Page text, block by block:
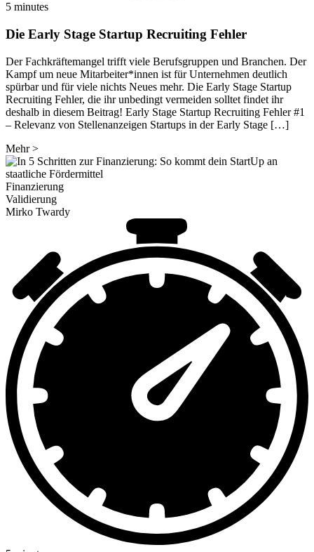
5 minutes
Die Early Stage Startup Recruiting Fehler
Der Fachkräftemangel trifft viele Berufsgruppen und Branchen. Der
Kampf um neue Mitarbeiter*innen ist für Unternehmen deutlich
spürbar und für viele nichts Neues mehr. Die Early Stage Startup
Recruiting Fehler, die ihr unbedingt vermeiden solltet findet ihr
deshalb in diesem Beitrag! Early Stage Startup Recruiting Fehler #1
– Relevanz von Stellenanzeigen Startups in der Early Stage […]
Mehr>
Finanzierung
Validierung
Mirko Twardy